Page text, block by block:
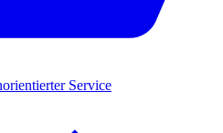
Service